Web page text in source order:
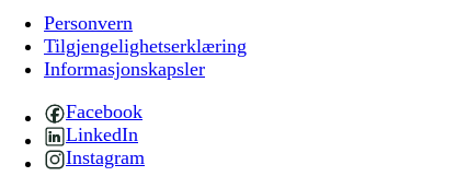
Personvern
Tilgjengelighetserklæring
Informasjonskapsler
Facebook
LinkedIn
Instagram